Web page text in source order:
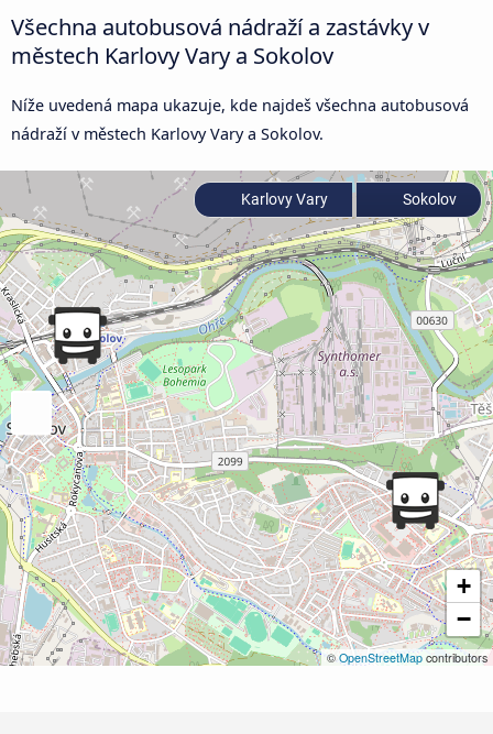
Všechna autobusová nádraží a zastávky v
městech Karlovy Vary a Sokolov
Níže uvedená mapa ukazuje, kde najdeš všechna autobusová
nádraží v městech Karlovy Vary a Sokolov.
+
−
©OpenStreetMap contributors
Karlovy Vary Sokolov